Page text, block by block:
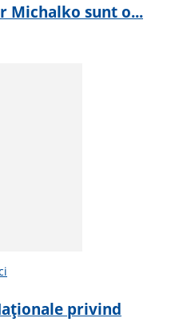
Michalko sunt o...
privind